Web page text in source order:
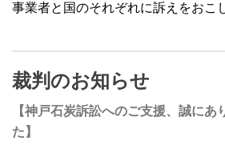
事業者と国のそれぞれに訴えをおこ
裁判のお知らせ
【神戸石炭訴訟へのご支援、誠にあ
た】